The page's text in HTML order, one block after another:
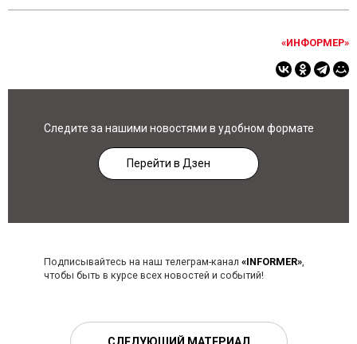
«ИНФОРМЕР»
Следите за нашими новостями в удобном формате
Перейти в Дзен
Подписывайтесь на наш телеграм-канал «INFORMER»,
чтобы быть в курсе всех новостей и событий!